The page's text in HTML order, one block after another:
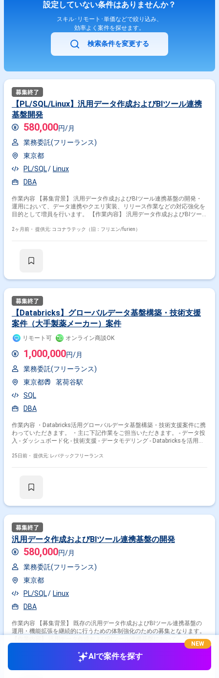
設定していない条件はありませんか？
スキル･リモート･単価などで絞り込み、
効率よく案件を探せます。
検索条件を変更する
【PL/SQL/Linux】汎用データ作成およびBIツール連携
基盤開発
580,000円/月
業務委託(フリーランス)
東京都
PL/SQL
Linux
DBA
作業内容 【募集背景】 汎用データ作成およびBIツール連携基盤の開発・
運用において、データ連携やクエリ実装、リリース作業などの対応強化を
目的として増員を行います。 【作業内容】 汎用データ作成およびBIツー
ース）を担当していただきます。あわせて、検索・登録・更新・削除など
自ら情報収集や調査を行い、主体的に課題解決へ取り組める方にマッチす
境】 PL/SQLを用いたデータベース開発環境およびLinux環境上でのバッ
チ・クエリ実装を中心とした構成となります。
2ヶ月前・ 提供元: ココナラテック（旧：フリエン/furien）
【Databricks】グローバルデータ基盤構築・技術支援
案件（大手製薬メーカー）案件
リモート可 オンライン商談OK
1,000,000円/月
業務委託(フリーランス)
東京都
茗荷谷駅
SQL
DBA
作業内容 ・Databricks活用グローバルデータ基盤構築・技術支援案件に携
わっていただきます。 ・主に下記作業をご担当いただきます。 - データ投
入 - ダッシュボード化 - 技術支援 - データモデリング - Databricksを活用し
25日前・ 提供元: レバテックフリーランス
汎用データ作成およびBIツール連携基盤の開発
580,000円/月
業務委託(フリーランス)
東京都
PL/SQL
Linux
DBA
作業内容 【募集背景】 既存の汎用データ作成およびBIツール連携基盤の
運用・機能拡張を継続的に行うための体制強化のための募集となります。
【作業内容】 汎用データ作成およびBIツール連携基盤において、アプリケ
ーション、バッチ、データベースのリリース作業を担当いただきます。 検
索・登録・更新・削除といった各種クエリの実装や修正対応を行っていた
だきます。 障害発生時の原因調査や復旧対応を行い、必要に応じて改善提
案をしていただきます。 ユーザーや関連部門からの問い合わせ対応を行
提供元: ココナラテック（旧：フリエン/furien）
AIで案件を探す
NEW